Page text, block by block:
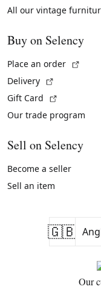
All our vintage
Buy on Selency
Place an order
Delivery
Gift Card
Our trade program
Sell on Selency
Become a seller
Sell an item
🇬🇧
Our